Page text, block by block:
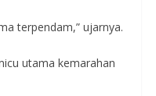
terpendam,” ujarnya.
utama kemarahan